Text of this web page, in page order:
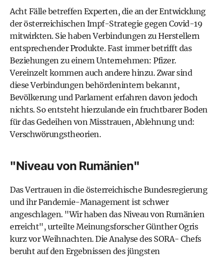
Acht Fälle betreffen Experten, die an der Entwicklung
der österreichischen Impf-Strategie gegen Covid-19
mitwirkten. Sie haben Verbindungen zu Herstellern
entsprechender Produkte. Fast immer betrifft das
Beziehungen zu einem Unternehmen: Pfizer.
Vereinzelt kommen auch andere hinzu. Zwar sind
diese Verbindungen behördenintern bekannt,
Bevölkerung und Parlament erfahren davon jedoch
nichts. So entsteht hierzulande ein fruchtbarer Boden
für das Gedeihen von Misstrauen, Ablehnung und:
Verschwörungstheorien.
"Niveau von Rumänien"
Das Vertrauen in die österreichische Bundesregierung
und ihr Pandemie-Management ist schwer
angeschlagen. "Wir haben das Niveau von Rumänien
erreicht", urteilte Meinungsforscher Günther Ogris
kurz vor Weihnachten. Die Analyse des SORA- Chefs
beruht auf den Ergebnissen des jüngsten